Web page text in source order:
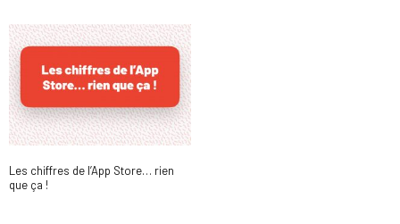
Les chiffres de l’App Store… rien
que ça !